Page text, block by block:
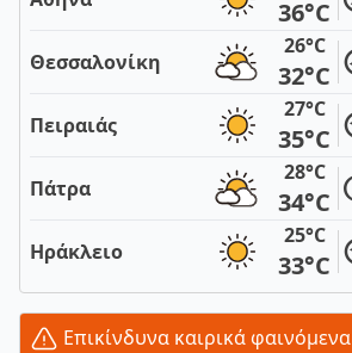
36°C
Θεσσαλονίκη
26°C
32°C
Πειραιάς
27°C
35°C
Πάτρα
28°C
34°C
Ηράκλειο
25°C
33°C
Επικίνδυνα καιρικά φαινόμενα